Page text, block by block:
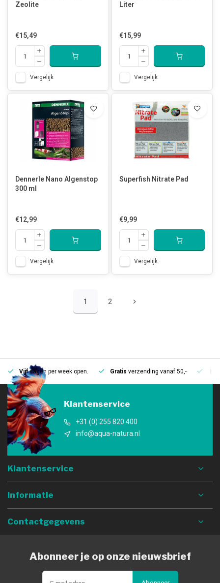
Zeolite
€15,49
Vergelijk
Liter
€15,99
Vergelijk
Dennerle Nano Algenstop
300 ml
€12,99
Vergelijk
Superfish Nitrate Pad
€9,99
Vergelijk
1 2
Vijfdagen per week open. Gratis verzending vanaf 50,-
Klantenservice
+31 (0) 255 820 400
info@aqua-natura.nl
Klantenservice
Informatie
Contactgegevens
Abonneer je op onze nieuwsbrief